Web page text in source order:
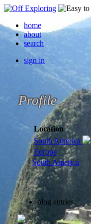
home
about
search
sign in
Profile
Location
South America
Europe
South America
blog entries